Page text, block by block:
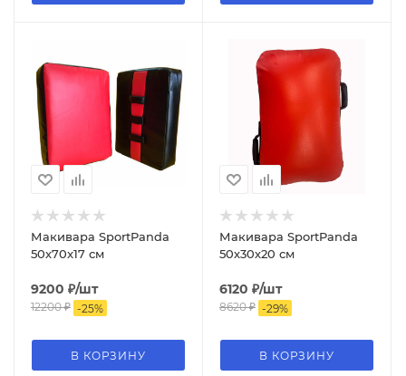
Макивара SportPanda
50х70x17 см
9200 ₽/шт
12200₽ -25%
В КОРЗИНУ
Макивара SportPanda
50х30х20 см
6120 ₽/шт
8620₽ -29%
В КОРЗИНУ